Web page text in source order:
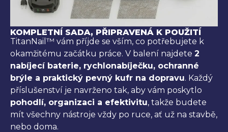
KOMPLETNÍ SADA, PŘIPRAVENÁ K POUŽITÍ
TitanNail™ vám příjde se vším, co potřebujete k
okamžitému začátku práce. V balení najdete 2
nabíjecí baterie, rychlonabíječku, ochranné
brýle a praktický pevný kufr na dopravu. Každý
příslušenství je navrženo tak, aby vám poskytlo
pohodlí, organizaci a efektivitu, takže budete
mít všechny nástroje vždy po ruce, ať už na stavbě,
nebo doma.